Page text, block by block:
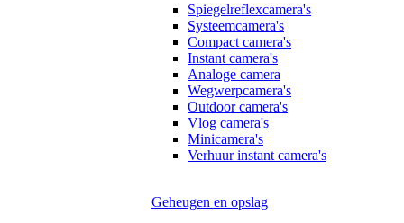
Spiegelreflexcamera's
Systeemcamera's
Compact camera's
Instant camera's
Analoge camera
Wegwerpcamera's
Outdoor camera's
Vlog camera's
Minicamera's
Verhuur instant camera's
Geheugen en opslag